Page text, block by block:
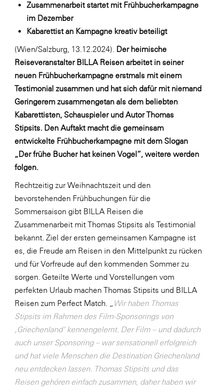
Gas Connect Austria
GBV - Verband gemeinnütziger
Bauvereinigungen
Getzner Werkstoffe
Heimat Österreich
ikp
Johnson & Johnson
JELD-WEN DANA
kosaplaner
LAT Nitrogen
Libro
Lidl Österreich
Die Menü-Manufaktur
MTH Retail Group
OMV
OptimaMed
PAGRO
PHH Rechtsanwält:innen
Primark
Salesforce
sebamed
SeneCura
SERVICE&MORE
Zusammenarbeit startet mit Frühbucherkampagne
im Dezember
Kabarettist an Kampagne kreativ beteiligt
(Wien/Salzburg, 13.12.2024). Der heimische
Reiseveranstalter BILLA Reisen arbeitet in seiner
neuen Frühbucherkampagne erstmals mit einem
Testimonial zusammen und hat sich dafür mit niemand
Geringerem zusammengetan als dem beliebten
Kabarettisten, Schauspieler und Autor Thomas
Stipsits. Den Auftakt macht die gemeinsam
entwickelte Frühbucherkampagne mit dem Slogan
„Der frühe Bucher hat keinen Vogel“, weitere werden
folgen.
Rechtzeitig zur Weihnachtszeit und den
bevorstehenden Frühbuchungen für die
Sommersaison gibt BILLA Reisen die
Zusammenarbeit mit Thomas Stipsits als Testimonial
bekannt. Ziel der ersten gemeinsamen Kampagne ist
es, die Freude am Reisen in den Mittelpunkt zu rücken
und für Vorfreude auf den kommenden Sommer zu
sorgen. Geteilte Werte und Vorstellungen vom
perfekten Urlaub machen Thomas Stipsits und BILLA
Reisen zum Perfect Match. „
Wir haben Thomas
Stipsits im Rahmen des Film-Sponsorings von
‚Griechenland‘ kennengelernt. Der Film – und dadurch
auch unser Sponsoring – war sensationell erfolgreich
und hat viele Menschen die Destination Griechenland
neu entdecken lassen. Thomas Stipsits und das
Reisen gehören einfach zusammen, daher haben wir